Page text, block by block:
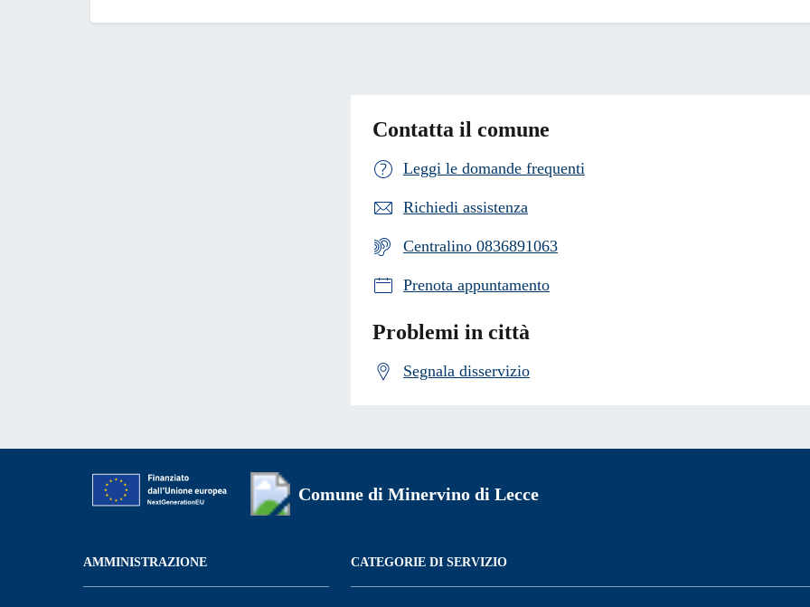
Contatta il comune
Leggi le domande frequenti
Richiedi assistenza
Centralino 0836891063
Prenota appuntamento
Problemi in città
Segnala disservizio
Comune di Minervino di Lecce
AMMINISTRAZIONE CATEGORIE DI SERVIZIO